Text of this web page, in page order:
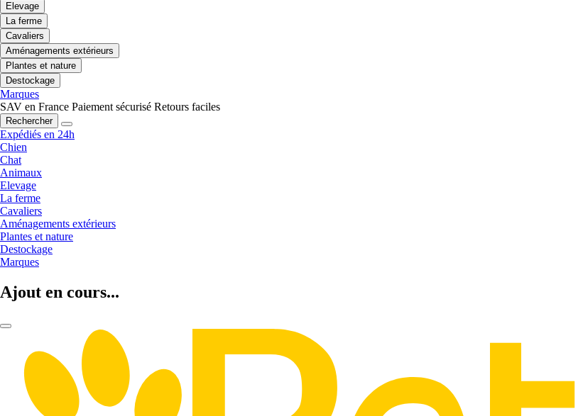
Elevage
La ferme
Cavaliers
Aménagements extérieurs
Plantes et nature
Destockage
Marques
SAV en France Paiement sécurisé Retours faciles
Rechercher
Expédiés en 24h
Chien
Chat
Animaux
Elevage
La ferme
Cavaliers
Aménagements extérieurs
Plantes et nature
Destockage
Marques
Ajout en cours...